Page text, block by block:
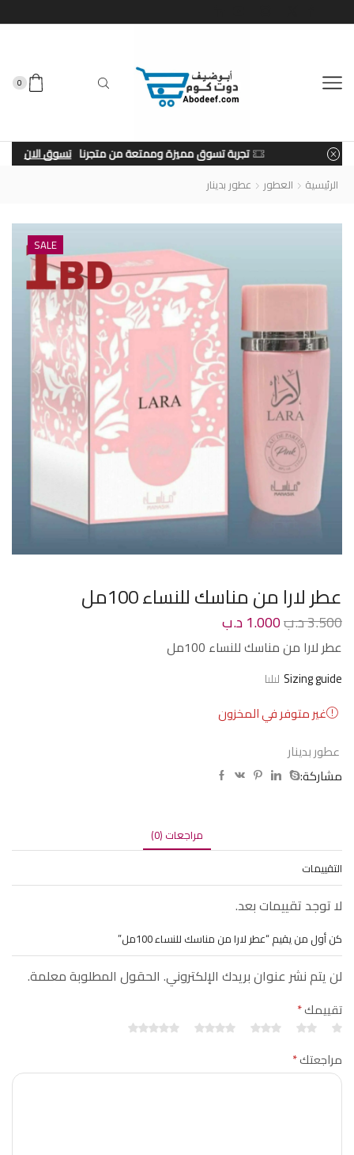
0
تجربة تسوق مميزة وممتعة من متجرنا تسوق الان
الرئيسية العطور عطور بدينار
SALE
عطر لارا من مناسك للنساء 100مل
3.500د.ب1.000د.ب
عطر لارا من مناسك للنساء 100مل
Sizing guide
غير متوفر في المخزون
عطور بدينار
مشاركة:
مراجعات (0)
التقييمات
لا توجد تقييمات بعد.
كن أول من يقيم “عطر لارا من مناسك للنساء 100مل”
لن يتم نشر عنوان بريدك الإلكتروني. الحقول المطلوبة معلمة.
تقييمك*
مراجعتك*